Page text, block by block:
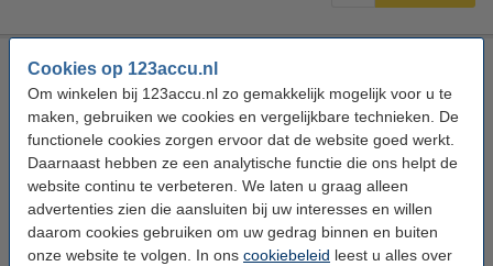
Cookies op 123accu.nl
Om winkelen bij 123accu.nl zo gemakkelijk mogelijk voor u te
maken, gebruiken we cookies en vergelijkbare technieken. De
functionele cookies zorgen ervoor dat de website goed werkt.
Daarnaast hebben ze een analytische functie die ons helpt de
website continu te verbeteren. We laten u graag alleen
advertenties zien die aansluiten bij uw interesses en willen
daarom cookies gebruiken om uw gedrag binnen en buiten
onze website te volgen. In ons cookiebeleid leest u alles over
DeWalt DT70732T-QZ 37-delige Flextorq schroef/bitset
2
DeWalt DT70732T-QZ schroef/bitset 37
Bekijk de specificaties en beschrijving
Direct leverbaar
Nu bestellen is maandag in huis
€ 24,95 Bestellen